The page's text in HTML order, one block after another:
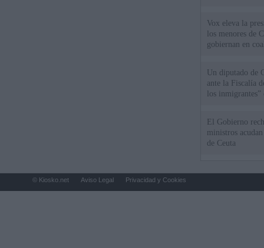
Vox eleva la
los menores de
gobiernan en
Un diputado de
ante la Fiscalía
los inmigrantes”
El Gobierno
ministros
de Ceuta
© Kiosko.net Aviso Legal Privacidad y Cookies